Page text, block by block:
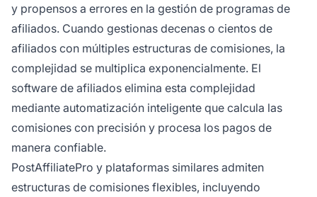
y propensos a errores en la gestión de programas de
afiliados. Cuando gestionas decenas o cientos de
afiliados con múltiples estructuras de comisiones, la
complejidad se multiplica exponencialmente. El
software de afiliados elimina esta complejidad
mediante automatización inteligente que calcula las
comisiones con precisión y procesa los pagos de
manera confiable.
PostAffiliatePro y plataformas similares admiten
estructuras de comisiones flexibles, incluyendo